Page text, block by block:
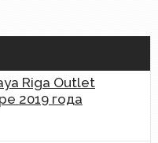
Riga Outlet
2019 года